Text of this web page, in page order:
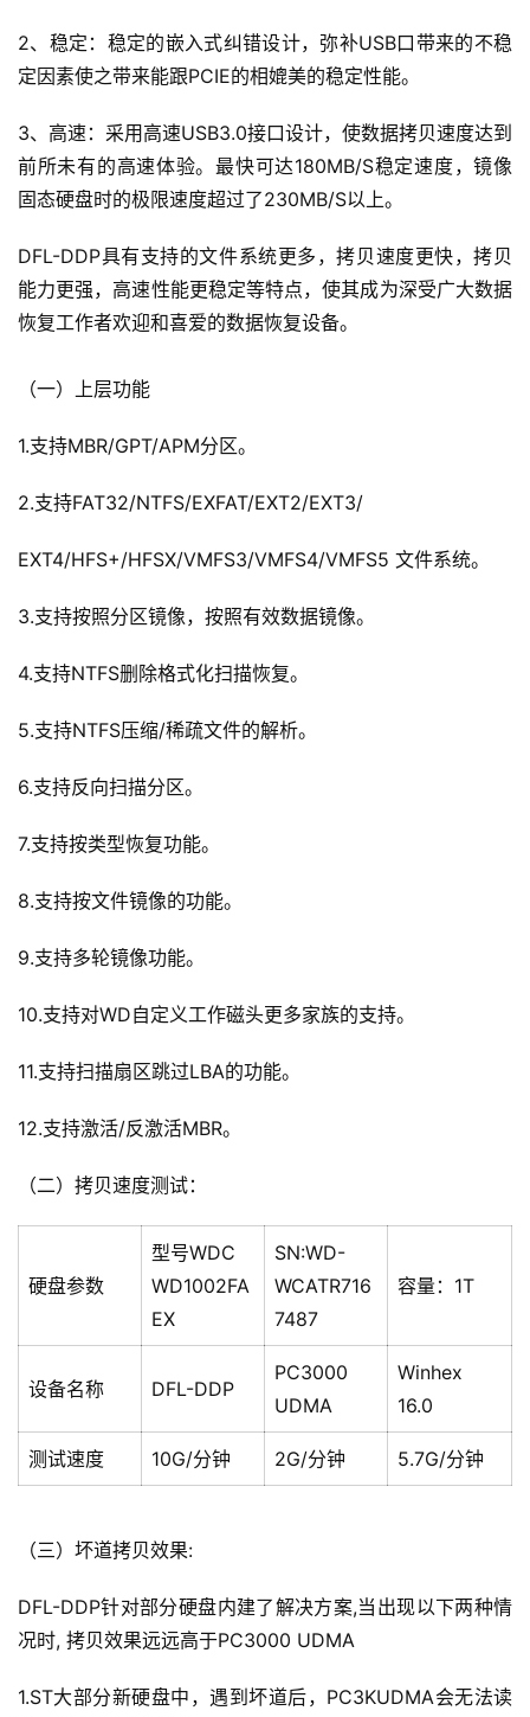
2、稳定：稳定的嵌入式纠错设计，弥补USB口带来的不稳
定因素使之带来能跟PCIE的相媲美的稳定性能。
3、高速：采用高速USB3.0接口设计，使数据拷贝速度达到
前所未有的高速体验。最快可达180MB/S稳定速度，镜像
固态硬盘时的极限速度超过了230MB/S以上。
DFL-DDP具有支持的文件系统更多，拷贝速度更快，拷贝
能力更强，高速性能更稳定等特点，使其成为深受广大数据
恢复工作者欢迎和喜爱的数据恢复设备。
（一）上层功能
1.支持MBR/GPT/APM分区。
2.支持FAT32/NTFS/EXFAT/EXT2/EXT3/
EXT4/HFS+/HFSX/VMFS3/VMFS4/VMFS5 文件系统。
3.支持按照分区镜像，按照有效数据镜像。
4.支持NTFS删除格式化扫描恢复。
5.支持NTFS压缩/稀疏文件的解析。
6.支持反向扫描分区。
7.支持按类型恢复功能。
8.支持按文件镜像的功能。
9.支持多轮镜像功能。
10.支持对WD自定义工作磁头更多家族的支持。
11.支持扫描扇区跳过LBA的功能。
12.支持激活/反激活MBR。
（二）拷贝速度测试：
硬盘参数
型号WDC
WD1002FA
EX
SN:WD-
WCATR716
7487
容量：1T
设备名称 DFL-DDP
PC3000
UDMA
Winhex
16.0
测试速度 10G/分钟 2G/分钟 5.7G/分钟
（三）坏道拷贝效果:
DFL-DDP针对部分硬盘内建了解决方案,当出现以下两种情
况时, 拷贝效果远远高于PC3000 UDMA
1.ST大部分新硬盘中，遇到坏道后，PC3KUDMA会无法读